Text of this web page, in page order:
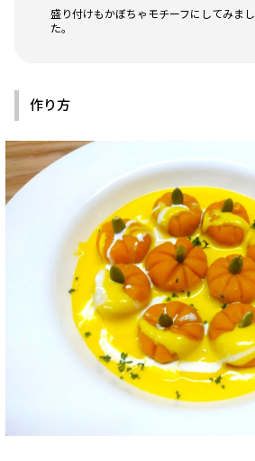
盛り付けもかぼちゃモチーフにしてみまし
た。
作り方